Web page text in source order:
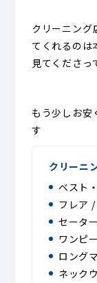
クリーニング
てくれるのは
見てくださっ
もう少しお安
す
クリーニ
ベスト
フレア
セーター
ワンピ
ロング
ネック